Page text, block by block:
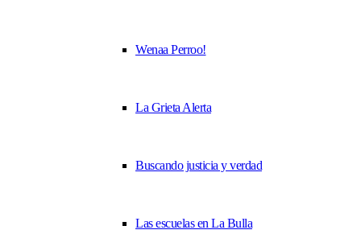
Wenaa Perroo!
La Grieta Alerta
Buscando justicia y verdad
Las escuelas en La Bulla